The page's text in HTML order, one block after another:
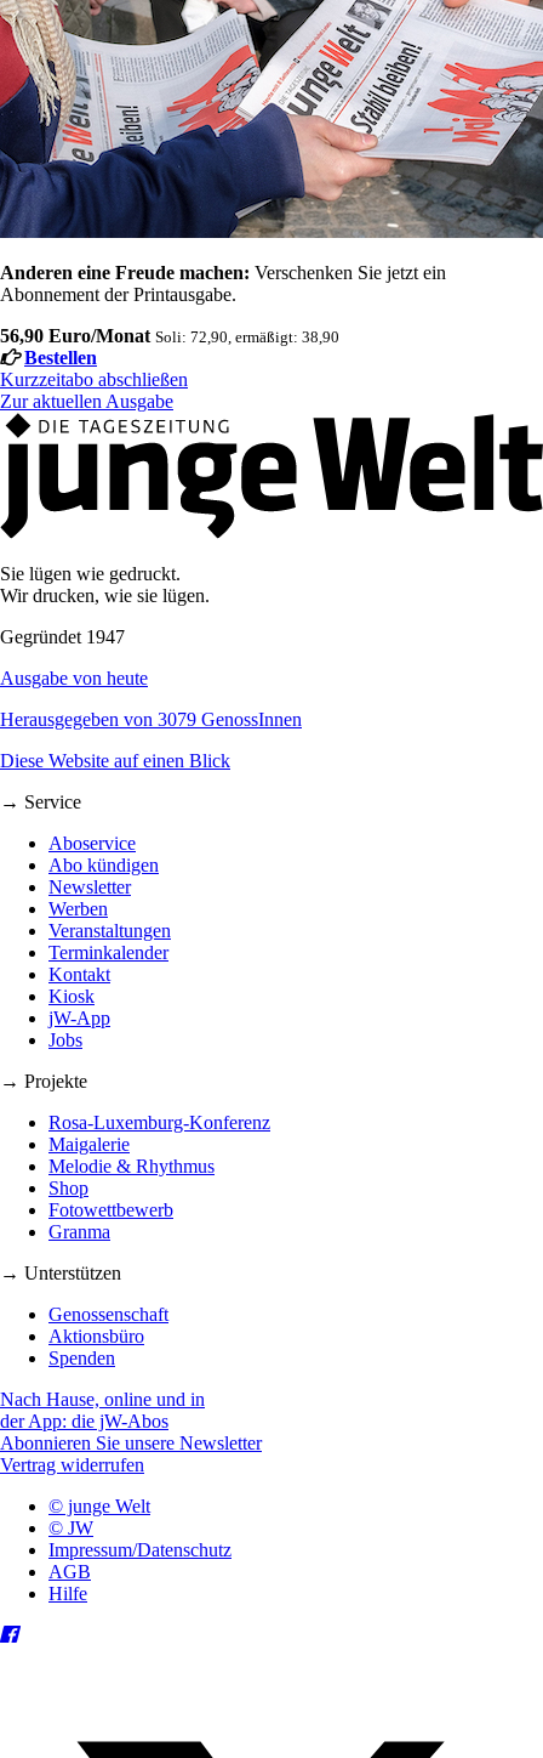
Anderen eine Freude machen: Verschenken Sie jetzt ein
Abonnement der Printausgabe.
56,90 Euro/Monat Soli: 72,90, ermäßigt: 38,90
Bestellen
Kurzzeitabo abschließen
Zur aktuellen Ausgabe
Sie lügen wie gedruckt.
Wir drucken, wie sie lügen.
Gegründet 1947
Ausgabe von heute
Herausgegeben von 3079 GenossInnen
Diese Website auf einen Blick
→ Service
Aboservice
Abo kündigen
Newsletter
Werben
Veranstaltungen
Terminkalender
Kontakt
Kiosk
jW-App
Jobs
→ Projekte
Rosa-Luxemburg-Konferenz
Maigalerie
Melodie & Rhythmus
Shop
Fotowettbewerb
Granma
→ Unterstützen
Genossenschaft
Aktionsbüro
Spenden
Nach Hause, online und in
der App: die jW-Abos
Abonnieren Sie unsere Newsletter
Vertrag widerrufen
© junge Welt
© JW
Impressum/Datenschutz
AGB
Hilfe